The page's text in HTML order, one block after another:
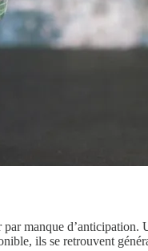
manque
ils se retrouvent